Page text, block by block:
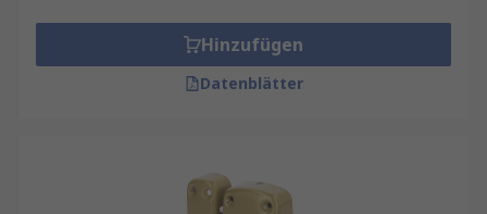
Hinzufügen
Datenblätter